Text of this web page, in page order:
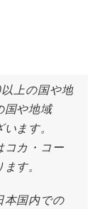
上の国や地
国や地域
ます。
コカ・コー
す。
本国内での